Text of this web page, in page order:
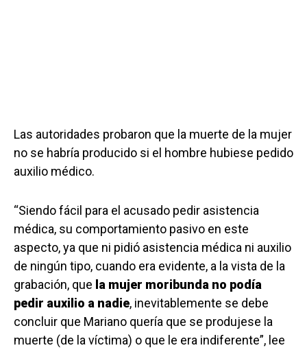
Las autoridades probaron que la muerte de la mujer
no se habría producido si el hombre hubiese pedido
auxilio médico.
“Siendo fácil para el acusado pedir asistencia
médica, su comportamiento pasivo en este
aspecto, ya que ni pidió asistencia médica ni auxilio
de ningún tipo, cuando era evidente, a la vista de la
grabación, que la mujer moribunda no podía
pedir auxilio a nadie, inevitablemente se debe
concluir que Mariano quería que se produjese la
muerte (de la víctima) o que le era indiferente”, lee